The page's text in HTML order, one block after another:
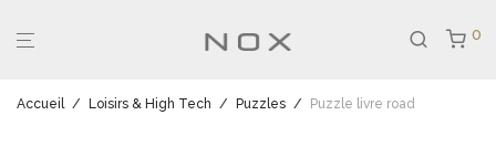
0
Accueil / Loisirs & High Tech / Puzzles / Puzzle livre road